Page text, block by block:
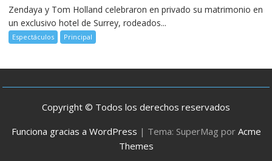
Zendaya y Tom Holland celebraron en privado su matrimonio en
un exclusivo hotel de Surrey, rodeados...
Espectáculos Principal
Copyright © Todos los derechos reservados
Funciona gracias a WordPress | Tema: SuperMag por Acme
Themes